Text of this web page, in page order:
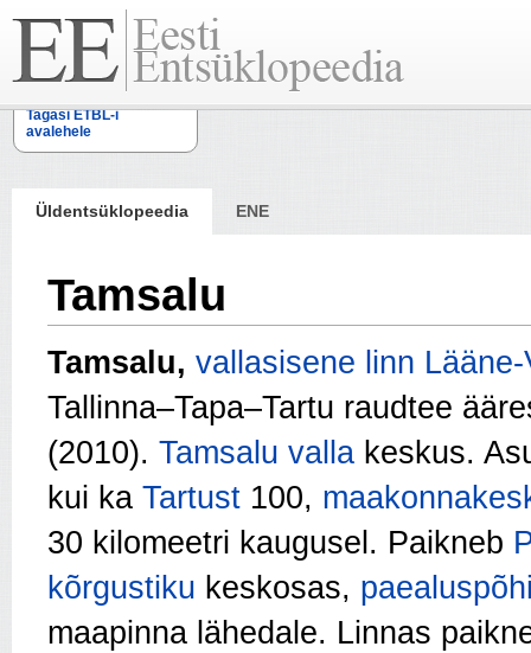
Tagasi ETBL-i
avalehele
Üldentsüklopeedia ENE
Tamsalu
Tamsalu, vallasisene linn
Tallinna–Tapa–Tartu raudtee
(2010). Tamsalu valla keskus.
kui ka Tartust 100,
30 kilomeetri kaugusel. Paikneb
kõrgustiku keskosas,
maapinna lähedale. Linnas